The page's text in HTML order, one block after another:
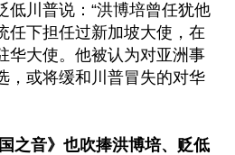
低川普说：“洪博培曾任犹他
任下担任过新加坡大使，在
华大使。他被认为对亚洲事
，或将缓和川普冒失的对华
之音》也吹捧洪博培、贬低